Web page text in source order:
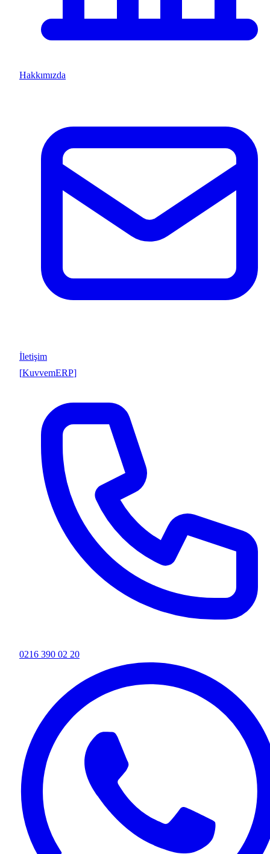
Hakkımızda
İletişim
[KuvvemERP]
0216 390 02 20